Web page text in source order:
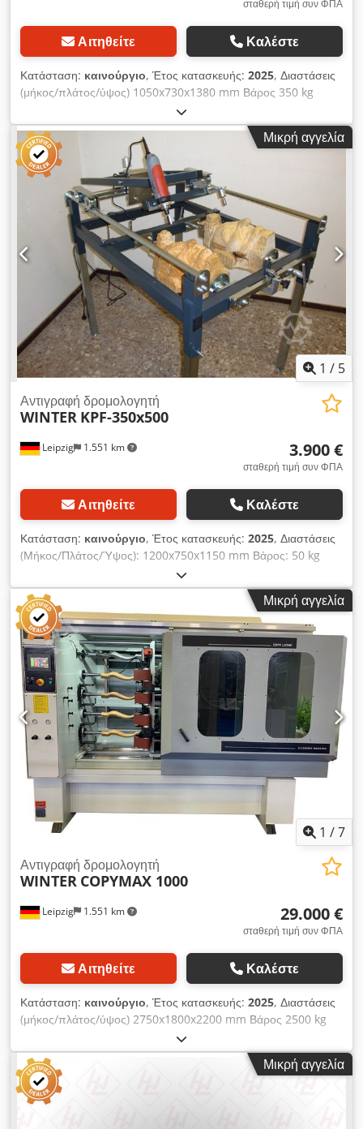
σταθερή τιμή συν ΦΠΑ
Αιτηθείτε Καλέστε
Κατάσταση: καινούργιο, Έτος κατασκευής: 2025, Διαστάσεις
(μήκος/πλάτος/ύψος) 1050x730x1380 mm Βάρος 350 kg
Συνολική απαίτηση ισχύος 1 kW Γωνιακός δρομολογητής
CORNERMAX DELUXE - Πάχος άκρου ελάχ.– μέγ. 0,4 - 3 mm -
Πάχος τεμαχίου κατεργασίας ελάχ.– μέγ. 5 –50 mm - Στροφές
κινητήρα 31.000 rpm - Ισχύς κινητήρα 0,75 kW - Ηλεκτρισμός
230 V / 50 Hz - Πίεση λειτουργίας 6 bar - πνευματικός
σφιγκτήρας τεμαχίου εργασίας - Τσοκ Collet 6 mm -
συμπεριλαμβανομένου κοπτικού ακτίνας HM -
συμπεριλαμβανομένης μονάδας γυαλίσματος - Διαστάσεις
L=1030, W=7, W=38, W=7 Dkjdpfevz Excex Aa Eer
Μικρή αγγελία
1 / 5
Leipzig 1.551 km
Αντιγραφή δρομολογητή
WINTER KPF-350x500
3.900 €
σταθερή τιμή συν ΦΠΑ
Αιτηθείτε Καλέστε
Κατάσταση: καινούργιο, Έτος κατασκευής: 2025, Διαστάσεις
(Μήκος/Πλάτος/Ύψος): 1200x750x1150 mm Βάρος: 50 kg
Συνολική ισχύς: 1,05 kW Αντιγραφικό φρέζας KPF-350x500
Σκαλίστε σαν επαγγελματίας – κατάλληλο για αντιγραφή
φιγούρων, εικόνων και γραμμάτων, είτε πρόκειται για ξύλο,
μέταλλο, πέτρα, πλαστικό ή άλλα στερεά υλικά. - Η ιδανική
μηχανή για επαγγελματίες και ερασιτέχνες ξυλογλύπτες -
Αντιγραφή φιγούρων - Αντιγραφή εικόνων και επιγραφών - Μέγ.
μήκος φρεζαρίσματος: 500 mm - Μέγ. πλάτος φρεζαρίσματος:
350 mm - Υποδοχή εργαλείου: κολάρο σύσφιξης 8 mm -
Τράχηλος σύσφιξης: 43 mm - Ηλεκτρονικός φρεζοκινητήρας
1050 W με πλήρη ηλεκτρονική κυματομορφή για υλικό-
κατάλληλη εργασία Dkjdpfxsvz Hkye Aa Ejr - Στροφές ανά
λεπτό: 10.000 - 32.000 rpm - Διαστάσεις (ΜxΠxΥ): 1200 x 750
x 1150 mm - Βάρος περ.: 50 kg - Στιβαρή, ανθεκτική και
χαμηλών κραδασμών κατασκευή - Εύκολη χρήση -
Ασυντήρητοι, ρυθμιζόμενοι γραμμικοί οδηγοί - Μεγάλη διάρκεια
ζωής - Κατασκευάζεται στη ΓΕΡΜΑΝΙΑ
Μικρή αγγελία
1 /7
Leipzig 1.551 km
Αντιγραφή δρομολογητή
WINTER COPYMAX 1000
29.000 €
σταθερή τιμή συν ΦΠΑ
Αιτηθείτε Καλέστε
Κατάσταση: καινούργιο, Έτος κατασκευής: 2025, Διαστάσεις
(μήκος/πλάτος/ύψος) 2750x1800x2200 mm Βάρος 2500 kg
Συνολική απαίτηση ισχύος 11 kW Router αντιγραφής
COPYMAX 1000 - 4 άξονες εργασίας - μέγ. μήκος τεμαχίου
εργασίας 1000 mm - μέγ. Διάμετρος τεμαχίου εργασίας 150
mm - Άξονας φρεζαρίσματος ισχύος κινητήρα 2 x 3,0 kW -
Ταχύτητα 6000 rpm - Μονάδες λείανσης κινητήρα 2 x 1,5 KW -
Μικρή αγγελία